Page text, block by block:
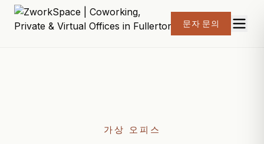
문자 문의
가상 오피스